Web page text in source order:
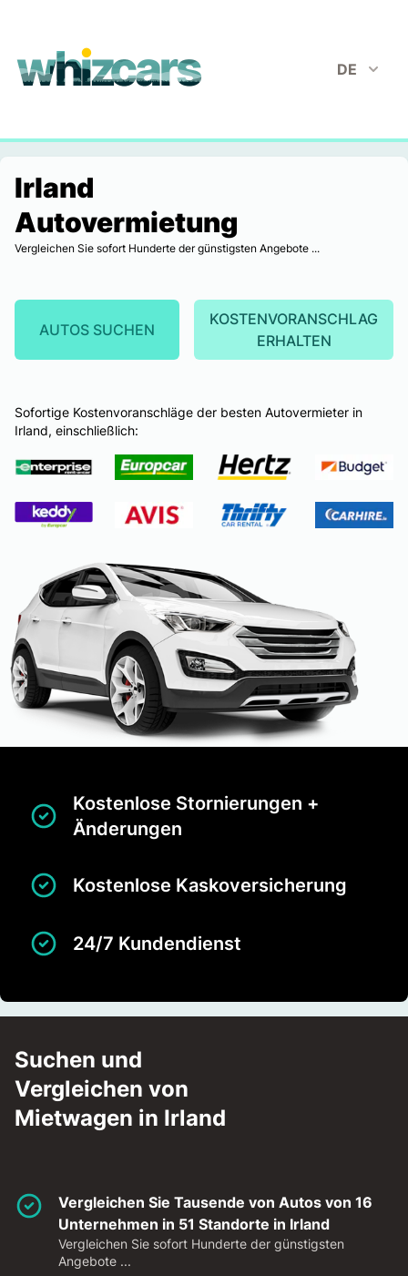
whizcars.com
DE
Irland
Autovermietung
Vergleichen Sie sofort Hunderte der günstigsten Angebote ...
AUTOS SUCHEN
KOSTENVORANSCHLAG
ERHALTEN
Sofortige Kostenvoranschläge der besten Autovermieter in
Irland, einschließlich:
Kostenlose Stornierungen +
Änderungen
Kostenlose Kaskoversicherung
24/7 Kundendienst
Suchen und
Vergleichen von
Mietwagen in Irland
Vergleichen Sie Tausende von Autos von 16
Unternehmen in 51 Standorte in Irland
Vergleichen Sie sofort Hunderte der günstigsten
Angebote ...